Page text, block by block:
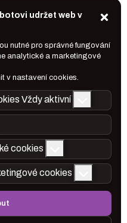
udržet web v
nutné pro správné fungování
analytické a marketingové
v nastavení cookies.
Vždy aktivní
cookies
cookies